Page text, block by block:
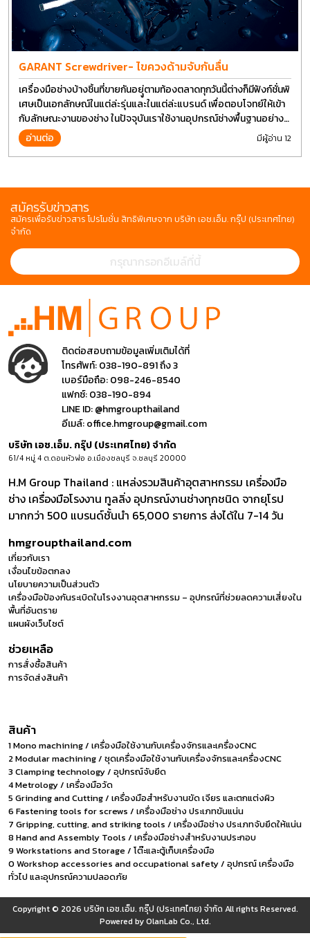
GARANT Screwdriver- ไขควงด้ามจับกันลื่น
เครื่องมือช่างบ้างชิ้นที่ขายกันอยุู่ตามท้องตลาดทุกวันนี้ต่างก็มีฟังก์ชั่นพิ
เศษเป็นเอกลักษณ์ในแต่ล่ะรุ่นและในแต่ล่ะแบรนด์ เพื่อตอบโจทย์ให้เข้า
กับลักษณะงานของช่าง ในปัจจุบันเราใช้งานอุปกรณ์ช่างพื้นฐานอย่าง
ไขควงกันในงานหลายประเภททำให้มีการปรับเปลี่ยนรูปแบบ
อ่านต่อ มีผู้อ่าน 12
สมัครรับข่าวสาร
สมัครเพื่อรับข่าวสาร โปรโมชั่น สิทธิพิเศษจาก บริษัท เอช.เอ็ม. กรุ๊ป (ประเทศไทย)
จำกัด
ติดต่อสอบถามข้อมูลเพิ่มเติมได้ที่
โทรศัพท์:038-190-891 ถึง 3
เบอร์มือถือ:098-246-8540
แฟกซ์:038-190-894
LINE ID:@hmgroupthailand
อีเมล์:office.hmgroup@gmail.com
บริษัท เอช.เอ็ม. กรุ๊ป (ประเทศไทย) จำกัด
61/4 หมู่ 4 ต.ดอนหัวฬ่อ อ.เมืองชลบุรี จ.ชลบุรี 20000
H.M Group Thailand : แหล่งรวมสินค้าอุตสาหกรรม เครื่องมือ
ช่าง เครื่องมือโรงงาน ทูลลิ่ง อุปกรณ์งานช่างทุกชนิด จากยุโรป
มากกว่า 500 แบรนด์ชั้นนำ 65,000 รายการ ส่งได้ใน 7-14 วัน
hmgroupthailand.com
เกี่ยวกับเรา
เงื่อนไขข้อตกลง
นโยบายความเป็นส่วนตัว
เครื่องมือป้องกันระเบิดในโรงงานอุตสาหกรรม – อุปกรณ์ที่ช่วยลดความเสี่ยงใน
พื้นที่อันตราย
แผนผังเว็บไซต์
ช่วยเหลือ
การสั่งซื้อสินค้า
การจัดส่งสินค้า
สินค้า
1 Mono machining / เครื่องมือใช้งานกับเครื่องจักรและเครื่องCNC
2 Modular machining / ชุดเครื่องมือใช้งานกับเครื่องจักรและเครื่องCNC
3 Clamping technology / อุปกรณ์จับยึด
4 Metrology / เครื่องมือวัด
5 Grinding and Cutting / เครื่องมือสำหรับงานขัด เจียร และตกแต่งผิว
6 Fastening tools for screws / เครื่องมือช่าง ประเภทขันแน่น
7 Gripping, cutting, and striking tools / เครื่องมือช่าง ประเภทจับยึดให้แน่น
8 Hand and Assembly Tools / เครื่องมือช่างสำหรับงานประกอบ
9 Workstations and Storage / โต๊ะและตู้เก็บเครื่องมือ
0 Workshop accessories and occupational safety / อุปกรณ์ เครื่องมือ
ทั่วไป และอุปกรณ์ความปลอดภัย
Copyright © 2026 บริษัท เอช.เอ็ม. กรุ๊ป (ประเทศไทย) จำกัด All rights Reserved.
Powered byOlanLab Co., Ltd.